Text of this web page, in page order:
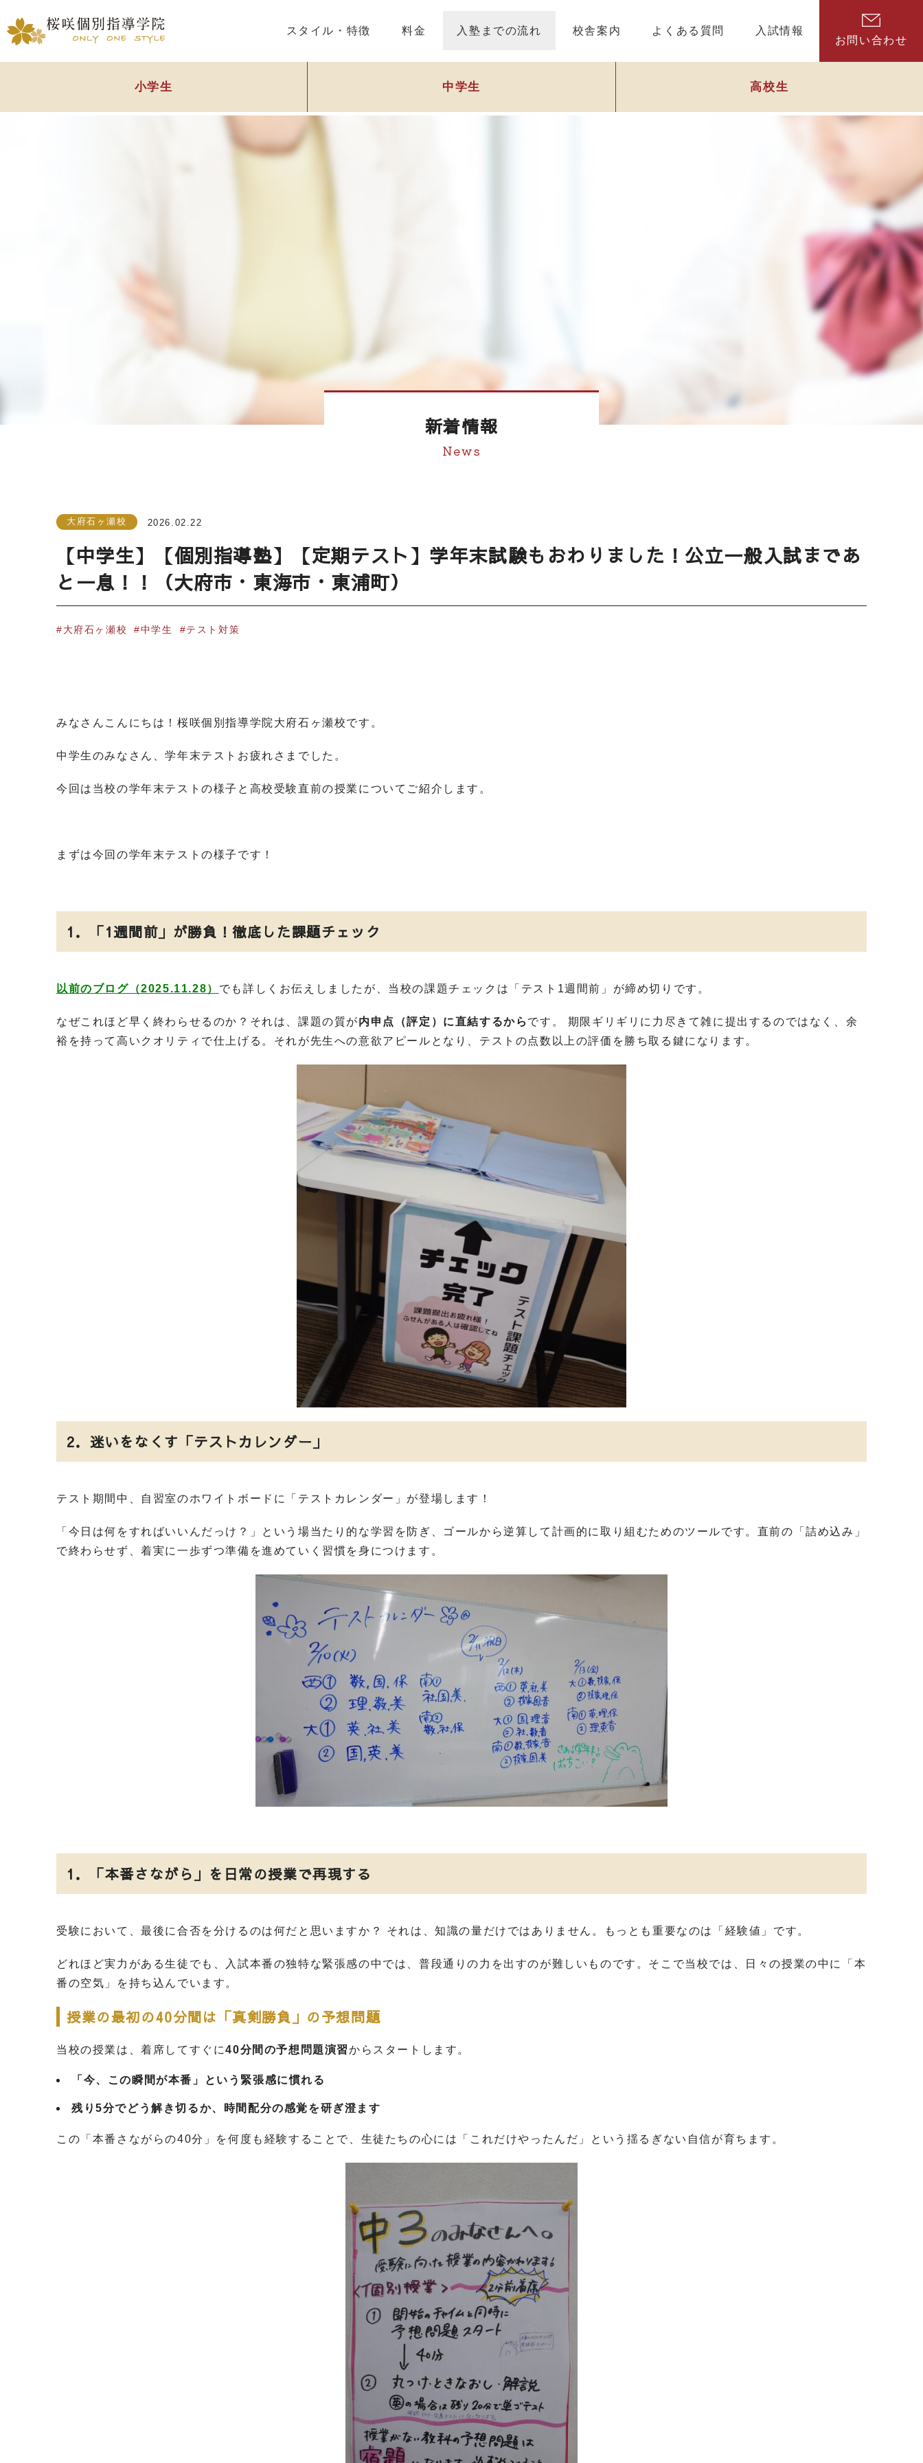
スタイル・特徴 料金 入塾までの流れ 校舎案内 よくある質問
入試情報
お問い合わせ
小学生 中学生 高校生
新着情報
News
大府石ヶ瀬校 2026.02.22
【中学生】【個別指導塾】【定期テスト】学年末試験もおわりました！公立一般入試まであ
と一息！！（大府市・東海市・東浦町）
大府石ヶ瀬校 中学生 テスト対策
みなさんこんにちは！桜咲個別指導学院大府石ヶ瀬校です。
中学生のみなさん、学年末テストお疲れさまでした。
今回は当校の学年末テストの様子と高校受験直前の授業についてご紹介します。
まずは今回の学年末テストの様子です！
1 ．「1週間前」が勝負！徹底した課題チェック
以前のブログ（2025.11.28） でも詳しくお伝えしましたが、当校の課題チェックは「テスト 1週間前」が締め切りです。
なぜこれほど早く終わらせるのか？それは、課題の質が内申点（評定）に直結するから です。 期限ギリギリに力尽きて雑に提出するのではなく、余
裕を持って高いクオリティで仕上げる。それが先生への意欲アピールとなり、テストの点数以上の評価を勝ち取る鍵になります。
2．迷いをなくす「テストカレンダー」
テスト期間中、自習室のホワイトボードに「テストカレンダー」が登場します！
「今日は何をすればいいんだっけ？」という場当たり的な学習を防ぎ、ゴールから逆算して計画的に取り組むためのツールです。直前の「詰め込み」
で終わらせず、着実に一歩ずつ準備を進めていく習慣を身につけます。
1 ．「本番さながら」を日常の授業で再現する
受験において、最後に合否を分けるのは何だと思いますか？ それは、知識の量だけではありません。もっとも重要なのは「経験値」です。
どれほど実力がある生徒でも、入試本番の独特な緊張感の中では、普段通りの力を出すのが難しいものです。そこで当校では、日々の授業の中に「本
番の空気」を持ち込んでいます。
授業の最初の40分間は「真剣勝負」の予想問題
当校の授業は、着席してすぐに40分間の予想問題演習からスタートします。
「今、この瞬間が本番」という緊張感に慣れる
残り5分でどう解き切るか、時間配分の感覚を研ぎ澄ます
この「本番さながらの40分」を何度も経験することで、生徒たちの心には「これだけやったんだ」という揺るぎない自信が育ちます。